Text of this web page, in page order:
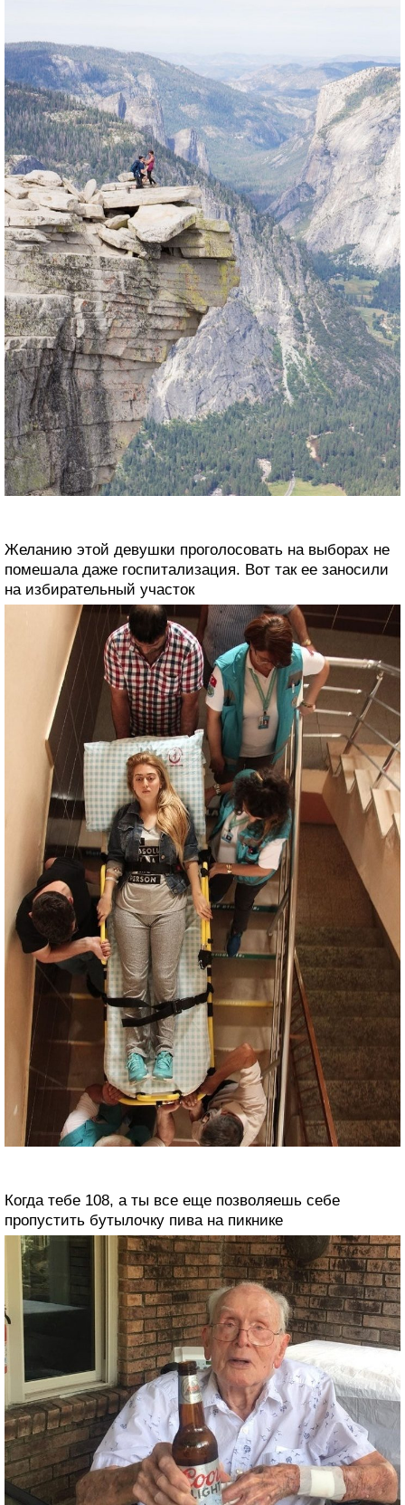
Желанию этой девушки проголосовать на выборах не
помешала даже госпитализация. Вот так ее заносили
на избирательный участок
Когда тебе 108, а ты все еще позволяешь себе
пропустить бутылочку пива на пикнике